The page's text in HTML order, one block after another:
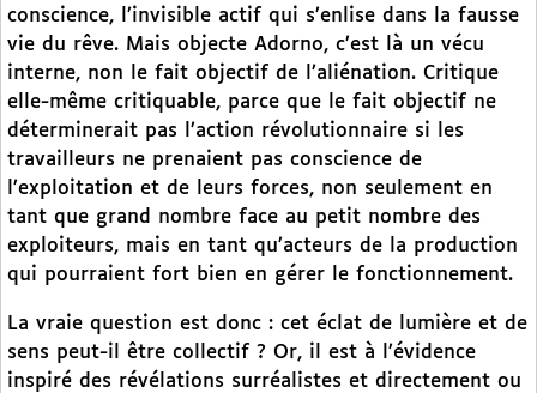
conscience, l’invisible actif qui s’enlise dans la fausse
vie du rêve. Mais objecte Adorno, c’est là un vécu
interne, non le fait objectif de l’aliénation. Critique
elle-même critiquable, parce que le fait objectif ne
déterminerait pas l’action révolutionnaire si les
travailleurs ne prenaient pas conscience de
l’exploitation et de leurs forces, non seulement en
tant que grand nombre face au petit nombre des
exploiteurs, mais en tant qu’acteurs de la production
qui pourraient fort bien en gérer le fonctionnement.
La vraie question est donc : cet éclat de lumière et de
sens peut-il être collectif ? Or, il est à l’évidence
inspiré des révélations surréalistes et directement ou